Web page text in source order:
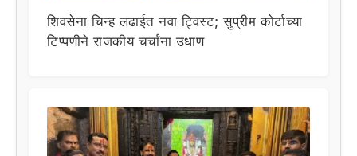
शिवसेना चिन्ह लढाईत नवा ट्विस्ट; सुप्रीम कोर्टाच्या
टिप्पणीने राजकीय चर्चांना उधाण